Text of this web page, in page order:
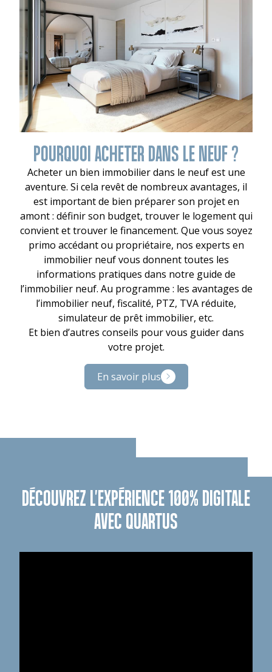
POURQUOI ACHETER DANS LE NEUF ?
Acheter un bien immobilier dans le neuf est une
aventure. Si cela revêt de nombreux avantages, il
est important de bien préparer son projet en
amont : définir son budget, trouver le logement qui
convient et trouver le financement. Que vous soyez
primo accédant ou propriétaire, nos experts en
immobilier neuf vous donnent toutes les
informations pratiques dans notre guide de
l’immobilier neuf. Au programme : les avantages de
l’immobilier neuf, fiscalité, PTZ, TVA réduite,
simulateur de prêt immobilier, etc.
Et bien d’autres conseils pour vous guider dans
votre projet.
En savoir plus
DÉCOUVREZ L'EXPÉRIENCE 100% DIGITALE
AVEC QUARTUS